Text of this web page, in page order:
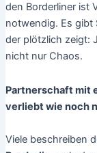
den Borderliner ist
notwendig. Es gibt
der plötzlich zeigt:
nicht nur Chaos.
Partnerschaft mit
verliebt wie noch
Viele beschreiben